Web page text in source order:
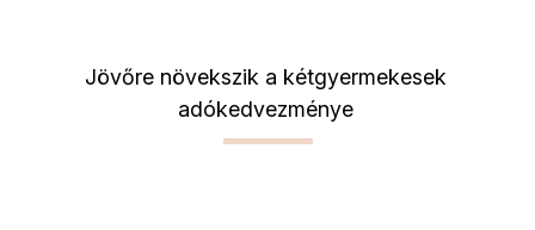
Jövőre növekszik a kétgyermekesek
adókedvezménye